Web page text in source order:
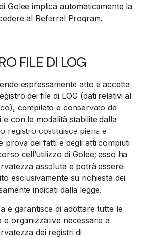
Golee implica automaticamente la
al Referral Program.
FILE DI LOG
espressamente atto e accetta
dei file di LOG (dati relativi al
compilato e conservato da
e con le modalità stabilite dalla
registro costituisce piena e
prova dei fatti e degli atti compiuti
dell’utilizzo di Golee; esso ha
assoluta e potrà essere
esclusivamente su richiesta dei
indicati dalla legge.
e garantisce di adottare tutte le
e organizzative necessarie a
dei registri di